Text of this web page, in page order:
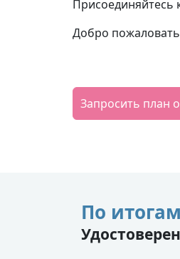
Присоединяйтесь
Добро
Запросить план
По